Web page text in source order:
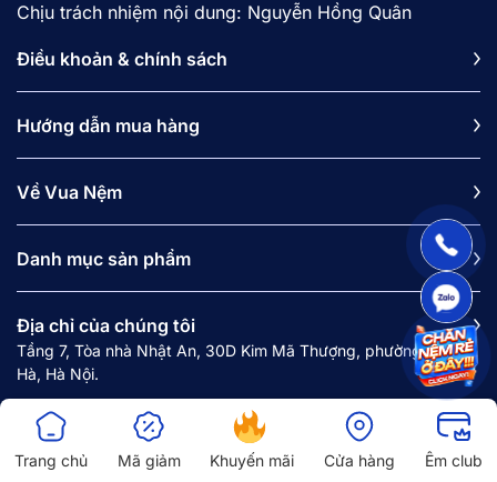
Trang chủ Mã giảm Khuyến mãi Cửa hàng Êm club
Chịu trách nhiệm nội dung: Nguyễn Hồng Quân
Điều khoản & chính sách
Hướng dẫn mua hàng
Về Vua Nệm
Danh mục sản phẩm
Địa chỉ của chúng tôi
Tầng 7, Tòa nhà Nhật An, 30D Kim Mã Thượng, phường Ngọc
Hà, Hà Nội.
Văn phòng HN: Tầng 2, Tòa nhà Ocean Park, Số 1 Đào Duy
Anh, phường Kim Liên, Hà Nội.